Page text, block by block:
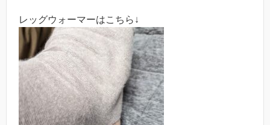
レッグウォーマーはこちら↓